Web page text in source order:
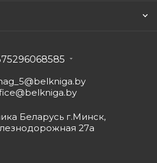
Беларусь г.Минск,
27а